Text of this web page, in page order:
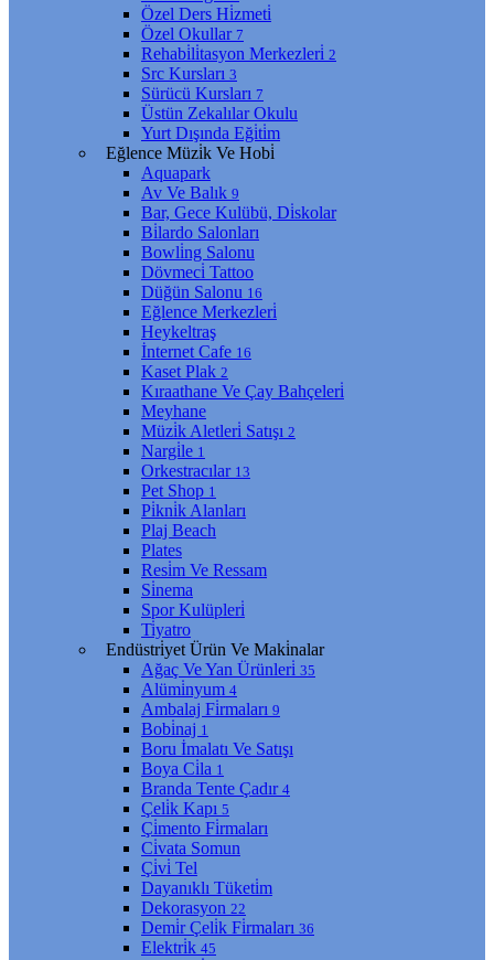
Özel Ders Hi̇zmeti̇
Özel Okullar 7
Rehabi̇li̇tasyon Merkezleri̇ 2
Src Kursları 3
Sürücü Kursları 7
Üstün Zekalılar Okulu
Yurt Dışında Eği̇ti̇m
Eğlence Müzi̇k Ve Hobi̇
Aquapark
Av Ve Balık 9
Bar, Gece Kulübü, Di̇skolar
Bi̇lardo Salonları
Bowli̇ng Salonu
Dövmeci̇ Tattoo
Düğün Salonu 16
Eğlence Merkezleri̇
Heykeltraş
İnternet Cafe 16
Kaset Plak 2
Kıraathane Ve Çay Bahçeleri̇
Meyhane
Müzi̇k Aletleri̇ Satışı 2
Nargi̇le 1
Orkestracılar 13
Pet Shop 1
Pi̇kni̇k Alanları
Plaj Beach
Plates
Resi̇m Ve Ressam
Si̇nema
Spor Kulüpleri̇
Ti̇yatro
Endüstri̇yet Ürün Ve Maki̇nalar
Ağaç Ve Yan Ürünleri̇ 35
Alümi̇nyum 4
Ambalaj Fi̇rmaları 9
Bobi̇naj 1
Boru İmalatı Ve Satışı
Boya Ci̇la 1
Branda Tente Çadır 4
Çeli̇k Kapı 5
Çi̇mento Fi̇rmaları
Ci̇vata Somun
Çi̇vi̇ Tel
Dayanıklı Tüketi̇m
Dekorasyon 22
Demi̇r Çeli̇k Fi̇rmaları 36
Elektri̇k 45